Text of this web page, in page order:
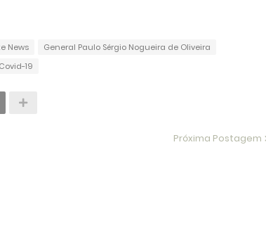
News
General Paulo Sérgio Nogueira de Oliveira
19
Próxima Postagem